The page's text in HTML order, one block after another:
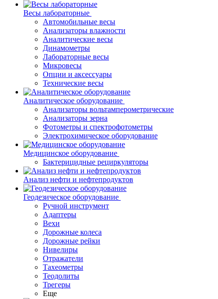
Весы лабораторные
Автомобильные весы
Анализаторы влажности
Аналитические весы
Динамометры
Лабораторные весы
Микровесы
Опции и аксессуары
Технические весы
Аналитическое оборудование
Анализаторы вольтамперометрические
Анализаторы зерна
Фотометры и спектрофотометры
Электрохимическое оборудование
Медицинское оборудование
Бактерицидные рециркуляторы
Анализ нефти и нефтепродуктов
Геодезическое оборудование
Ручной инструмент
Адаптеры
Вехи
Дорожные колеса
Дорожные рейки
Нивелиры
Отражатели
Тахеометры
Теодолиты
Трегеры
Еще